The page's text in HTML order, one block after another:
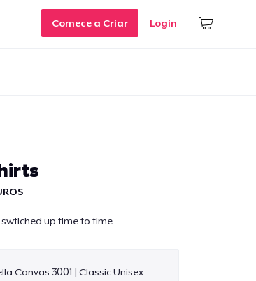
Comece a Criar Login
up time to time
Canvas 3001 | Classic Unisex